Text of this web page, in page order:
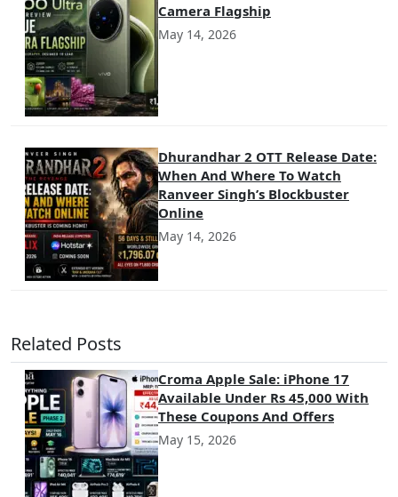
Camera Flagship
May 14, 2026
Dhurandhar 2 OTT Release Date:
When And Where To Watch
Ranveer Singh’s Blockbuster
Online
May 14, 2026
Related Posts
Croma Apple Sale: iPhone 17
Available Under Rs 45,000 With
These Coupons And Offers
May 15, 2026